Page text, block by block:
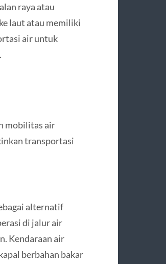
raya atau
laut atau memiliki
air untuk
mobilitas air
transportasi
alternatif
di jalur air
Kendaraan air
berbahan bakar